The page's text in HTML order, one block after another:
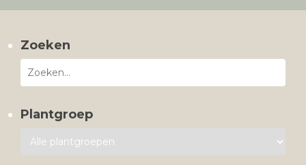
Zoeken
Plantgroep